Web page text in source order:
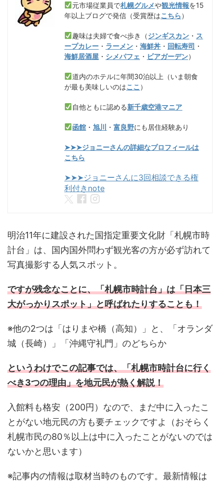
元市場従業員で札幌グルメや観光情報を15
年以上ブログで発信（受賞歴はこちら）
趣味は夫婦で食べ歩き（ジンギスカン ・ ス
ープカレー ・ ラーメン ・ 海鮮丼 ・ 回転寿司 ・
海鮮居酒屋 ・ シメパフェ ・ ビアガーデン）
道内のホテルに年間30泊以上（いま朝食
が最も美味しいのはここ ）
自他ともに認める新千歳空港マニア
函館 ・旭川 ・富良野にも居住経験あり
➤➤➤ジョニーさんの詳細なプロフィールは
こちら
➤➤➤ジョニーさんに3回相談できる権
利付きnote
明治11年に建設された国指定重要文化財「札幌市時
計台」は、国内国外問わず観光客の方が必ず訪れて
写真撮影する人気スポット。
ですが残念なことに、「札幌市時計台」は「日本三
大がっかりスポット」と呼ばれたりすることも！
※他の2つは「はりまや橋（高知）」と、「オランダ
城（長崎）」「沖縄守礼門」のどちらか
というわけでこの記事では、「札幌市時計台に行く
べき3つの理由」を地元民が熱く解説！
入館料も格安（200円）なので、まだ中に入ったこ
とがない地元民の方も要チェックですよ（おそらく
札幌市民の80％以上は中に入ったことがないのでは
ないかと思います）
※記事内の情報は取材当時のものです。最新情報は